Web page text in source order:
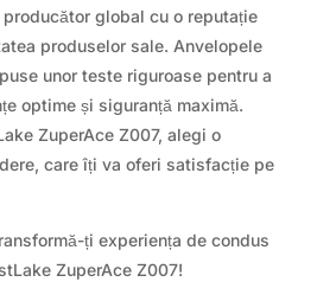
global cu o reputație
produselor sale. Anvelopele
unor teste riguroase pentru a
optime și siguranță maximă.
ZuperAce Z007, alegi o
care îți va oferi satisfacție pe
ți experiența de condus
ZuperAce Z007!